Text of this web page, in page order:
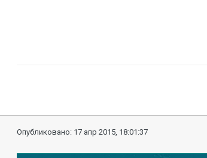
Опубликовано: 17 апр 2015, 18:01:37